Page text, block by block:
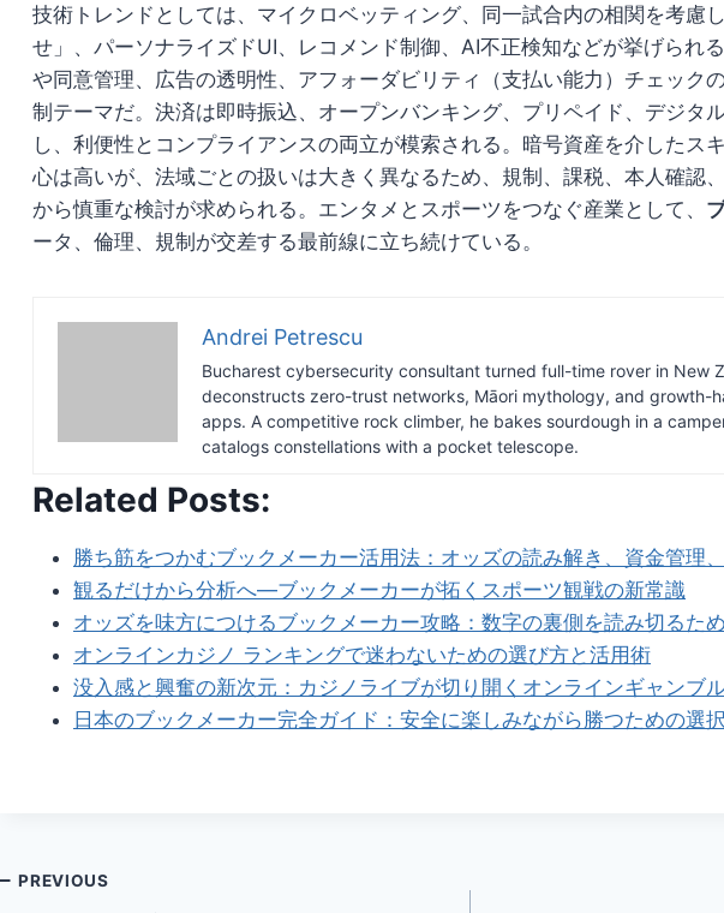
技術トレンドとしては、マイクロベッティング、同一試合内の相関を考慮
せ」、パーソナライズドUI、レコメンド制御、AI不正検知などが挙げられ
や同意管理、広告の透明性、アフォーダビリティ（支払い能力）チェック
制テーマだ。決済は即時振込、オープンバンキング、プリペイド、デジタ
し、利便性とコンプライアンスの両立が模索される。暗号資産を介したス
心は高いが、法域ごとの扱いは大きく異なるため、規制、課税、本人確認
から慎重な検討が求められる。エンタメとスポーツをつなぐ産業として、
ータ、倫理、規制が交差する最前線に立ち続けている。
Andrei Petrescu
Bucharest cybersecurity consultant turned full-time rover in New
deconstructs zero-trust networks, Māori mythology, and growth-
apps. A competitive rock climber, he bakes sourdough in a
catalogs constellations with a pocket telescope.
Related Posts:
勝ち筋をつかむブックメーカー活用法：オッズの読み解き、資金管理
観るだけから分析へ—ブックメーカーが拓くスポーツ観戦の新常識
オッズを味方につけるブックメーカー攻略：数字の裏側を読み切るた
オンラインカジノ ランキングで迷わないための選び方と活用術
没入感と興奮の新次元：カジノライブが切り開くオンラインギャンブ
日本のブックメーカー完全ガイド：安全に楽しみながら勝つための選
PREVIOUS